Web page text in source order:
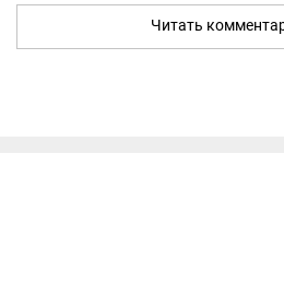
Читать